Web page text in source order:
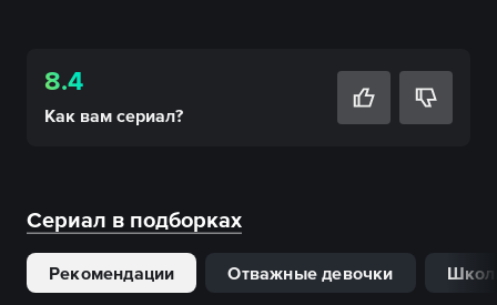
8.4
Как вам сериал?
Сериал в подборках
Рекомендации Отважные девочки